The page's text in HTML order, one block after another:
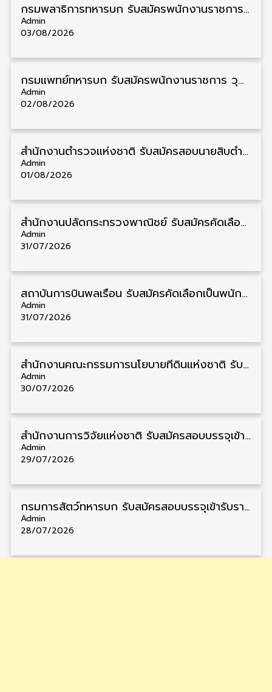
กรมพลาธิการทหารบก รับสมัครพนักงานราชการ วุฒิ ม.3/ม.6/ปวช. 66 อัตรา รับสมัคร 10 – 17 สิงหาคม
Admin
03/08/2026
กรมแพทย์ทหารบก รับสมัครพนักงานราชการ วุฒิ ม.3/ม.6/ปวช./ปวท./ปวส. 6 อัตรา รับสมัคร 3 – 7 สิงหาคม
Admin
02/08/2026
สำนักงานตำรวจแห่งชาติ รับสมัครสอบนายสิบตำรวจ วุฒิ ม.6/ปวช. 6,000 อัตรา รับสมัคร 8 – 19 สิงหาคม
Admin
01/08/2026
สำนักงานปลัดกระทรวงพาณิชย์ รับสมัครคัดเลือกพนักงานราชการ วุฒิ ปวส./ป.ตรี 11 อัตรา รับสมัคร 10 – 21 สิงหาคม
Admin
31/07/2026
สถาบันการบินพลเรือน รับสมัครคัดเลือกเป็นพนักงาน วุฒิ ป.ตรี/ป.โท/ป.เอก 11 อัตรา รับสมัคร 27 กรกฎาคม – 10 สิงหาคม
Admin
31/07/2026
สำนักงานคณะกรรมการนโยบายที่ดินแห่งชาติ รับสมัครคัดเลือกพนักงานราชการ วุฒิ ป.ตรี 6 อัตรา รับสมัคร 13 กรกฎาคม – 6 สิงหาคม
Admin
30/07/2026
สำนักงานการวิจัยแห่งชาติ รับสมัครสอบบรรจุเข้ารับราชการ วุฒิ ปวส. 4 อัตรา รับสมัคร 6 – 27 สิงหาคม
Admin
29/07/2026
กรมการสัตว์ทหารบก รับสมัครสอบบรรจุเข้ารับราชการ วุฒิ ม.3 20 อัตรา รับสมัคร 7 – 14 สิงหาคม
Admin
28/07/2026